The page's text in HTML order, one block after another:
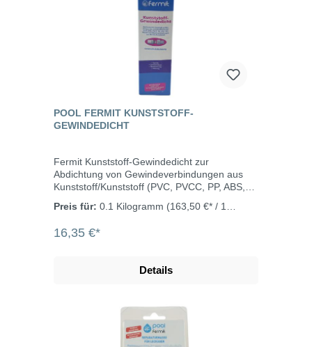
POOL FERMIT KUNSTSTOFF-
GEWINDEDICHT
Fermit Kunststoff-Gewindedicht zur
Abdichtung von Gewindeverbindungen aus
Kunststoff/Kunststoff (PVC, PVCC, PP, ABS,
Metall/ Kunststoff. Das Kunststoff-
Chlor, Salzwasser, Ozon und Glykol
Heizwasser und Druckluft. Das Material ist
abgedichtet werden. Eigenschaften
geruchsneutral, tropft nicht Farbe weiß
demontierbar Gewindespiel max. 0,8 mm 1/8
Preis für: 0.1 Kilogramm (163,50 €* / 1
16,35 €*
Details